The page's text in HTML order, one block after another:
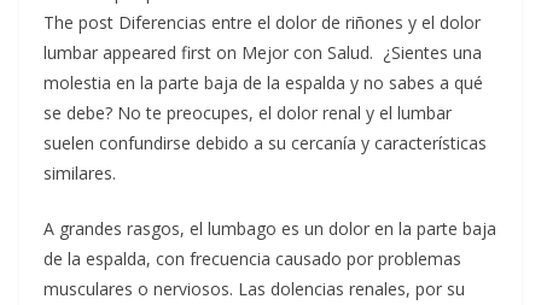
The post Diferencias entre el dolor de riñones y el dolor
lumbar appeared first on Mejor con Salud. ¿Sientes una
molestia en la parte baja de la espalda y no sabes a qué
se debe? No te preocupes, el dolor renal y el lumbar
suelen confundirse debido a su cercanía y características
similares.
A grandes rasgos, el lumbago es un dolor en la parte baja
de la espalda, con frecuencia causado por problemas
musculares o nerviosos. Las dolencias renales, por su